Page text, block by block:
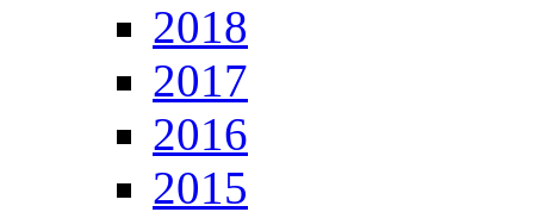
2018
2017
2016
2015